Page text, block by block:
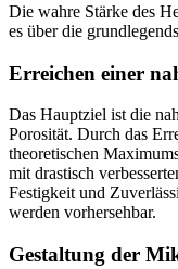
Die wahre Stärke des
es über die
Erreichen einer
Das Hauptziel ist die
Porosität. Durch das
theoretischen
mit drastisch
Festigkeit und
werden vorhersehbar.
Gestaltung der